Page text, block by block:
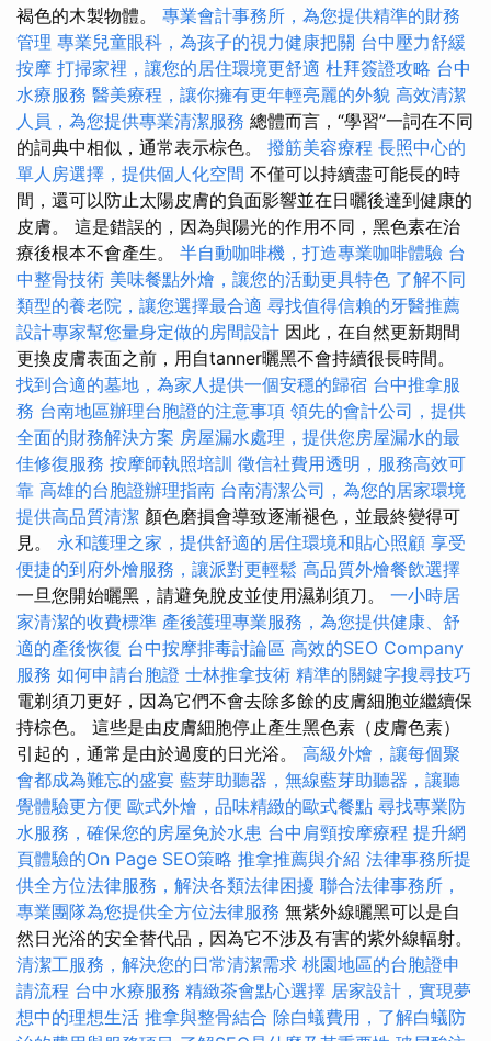
褐色的木製物體。 專業會計事務所，為您提供精準的財務
管理 專業兒童眼科，為孩子的視力健康把關 台中壓力舒緩
按摩 打掃家裡，讓您的居住環境更舒適 杜拜簽證攻略 台中
水療服務 醫美療程，讓你擁有更年輕亮麗的外貌 高效清潔
人員，為您提供專業清潔服務 總體而言，“學習”一詞在不同
的詞典中相似，通常表示棕色。 撥筋美容療程 長照中心的
單人房選擇，提供個人化空間 不僅可以持續盡可能長的時
間，還可以防止太陽皮膚的負面影響並在日曬後達到健康的
皮膚。 這是錯誤的，因為與陽光的作用不同，黑色素在治
療後根本不會產生。 半自動咖啡機，打造專業咖啡體驗 台
中整骨技術 美味餐點外燴，讓您的活動更具特色 了解不同
類型的養老院，讓您選擇最合適 尋找值得信賴的牙醫推薦
設計專家幫您量身定做的房間設計 因此，在自然更新期間
更換皮膚表面之前，用自tanner曬黑不會持續很長時間。
找到合適的墓地，為家人提供一個安穩的歸宿 台中推拿服
務 台南地區辦理台胞證的注意事項 領先的會計公司，提供
全面的財務解決方案 房屋漏水處理，提供您房屋漏水的最
佳修復服務 按摩師執照培訓 徵信社費用透明，服務高效可
靠 高雄的台胞證辦理指南 台南清潔公司，為您的居家環境
提供高品質清潔 顏色磨損會導致逐漸褪色，並最終變得可
見。 永和護理之家，提供舒適的居住環境和貼心照顧 享受
便捷的到府外燴服務，讓派對更輕鬆 高品質外燴餐飲選擇
一旦您開始曬黑，請避免脫皮並使用濕剃須刀。 一小時居
家清潔的收費標準 產後護理專業服務，為您提供健康、舒
適的產後恢復 台中按摩排毒討論區 高效的SEO Company
服務 如何申請台胞證 士林推拿技術 精準的關鍵字搜尋技巧
電剃須刀更好，因為它們不會去除多餘的皮膚細胞並繼續保
持棕色。 這些是由皮膚細胞停止產生黑色素（皮膚色素）
引起的，通常是由於過度的日光浴。 高級外燴，讓每個聚
會都成為難忘的盛宴 藍芽助聽器，無線藍芽助聽器，讓聽
覺體驗更方便 歐式外燴，品味精緻的歐式餐點 尋找專業防
水服務，確保您的房屋免於水患 台中肩頸按摩療程 提升網
頁體驗的On Page SEO策略 推拿推薦與介紹 法律事務所提
供全方位法律服務，解決各類法律困擾 聯合法律事務所，
專業團隊為您提供全方位法律服務 無紫外線曬黑可以是自
然日光浴的安全替代品，因為它不涉及有害的紫外線輻射。
清潔工服務，解決您的日常清潔需求 桃園地區的台胞證申
請流程 台中水療服務 精緻茶會點心選擇 居家設計，實現夢
想中的理想生活 推拿與整骨結合 除白蟻費用，了解白蟻防